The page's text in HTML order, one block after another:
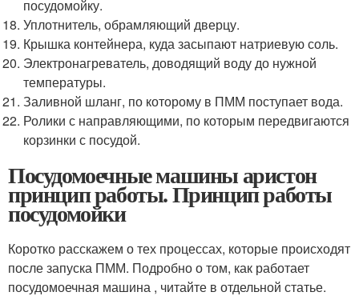
посудомойку.
Уплотнитель, обрамляющий дверцу.
Крышка контейнера, куда засыпают натриевую соль.
Электронагреватель, доводящий воду до нужной
температуры.
Заливной шланг, по которому в ПММ поступает вода.
Ролики с направляющими, по которым передвигаются
корзинки с посудой.
Посудомоечные машины аристон
принцип работы. Принцип работы
посудомойки
Коротко расскажем о тех процессах, которые происходят
после запуска ПММ. Подробно о том, как работает
посудомоечная машина , читайте в отдельной статье.